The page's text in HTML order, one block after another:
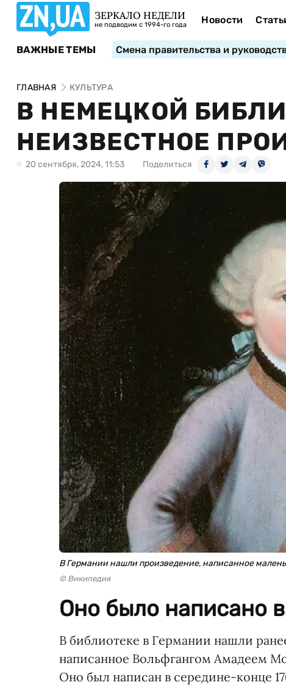
ЗЕРКАЛО НЕДЕЛИ
не подводим с 1994-го года Новости
ВАЖНЫЕ ТЕМЫ Смена правительства и
ГЛАВНАЯ КУЛЬТУРА
В НЕМЕЦКОЙ
НЕИЗВЕСТНОЕ
20 сентября, 2024, 11:53 Поделиться
В Германии нашли произведение, написанное
© Википедия
Оно было написано
В библиотеке в Германии нашли
написанное Вольфгангом Амадеем
Оно был написан в середине-конце